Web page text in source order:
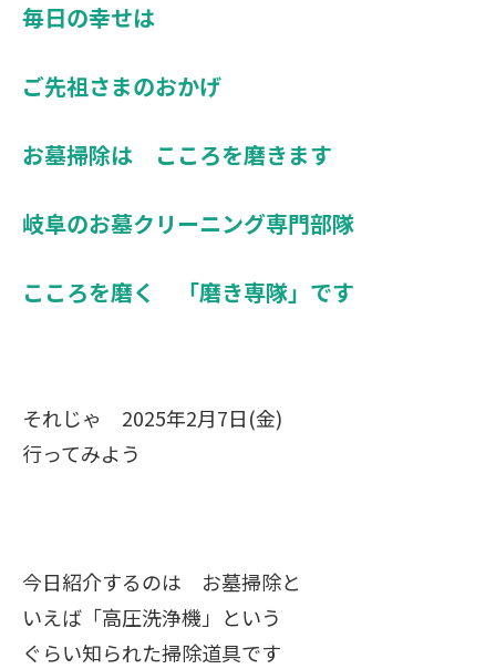
毎日の幸せは
ご先祖さまのおかげ
お墓掃除は こころを磨きます
岐阜のお墓クリーニング専門部隊
こころを磨く 「磨き専隊」です
それじゃ 2025年2月7日(金)
行ってみよう
今日紹介するのは お墓掃除と
いえば「高圧洗浄機」という
ぐらい知られた掃除道具です